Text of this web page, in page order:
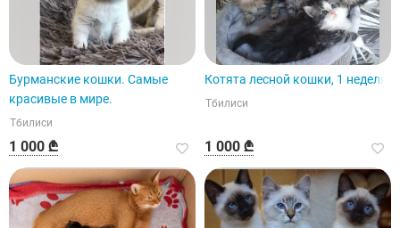
Бурманские кошки. Самые
красивые в мире.
Тбилиси
1 000 ₾
Котята лесной кошки, 1 неделя
Тбилиси
1 000 ₾